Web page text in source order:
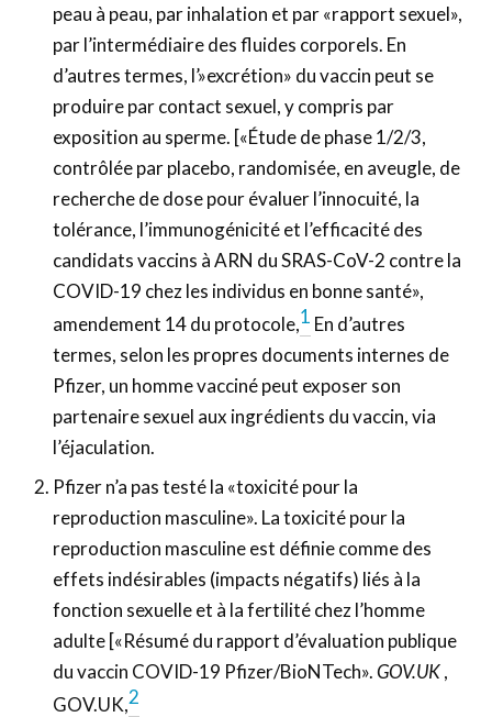
peau à peau, par inhalation et par «rapport sexuel»,
par l’intermédiaire des fluides corporels. En
d’autres termes, l’»excrétion» du vaccin peut se
produire par contact sexuel, y compris par
exposition au sperme. [«Étude de phase 1/2/3,
contrôlée par placebo, randomisée, en aveugle, de
recherche de dose pour évaluer l’innocuité, la
tolérance, l’immunogénicité et l’efficacité des
candidats vaccins à ARN du SRAS-CoV-2 contre la
COVID-19 chez les individus en bonne santé»,
amendement 14 du protocole,1 En d’autres
termes, selon les propres documents internes de
Pfizer, un homme vacciné peut exposer son
partenaire sexuel aux ingrédients du vaccin, via
l’éjaculation.
Pfizer n’a pas testé la «toxicité pour la
reproduction masculine». La toxicité pour la
reproduction masculine est définie comme des
effets indésirables (impacts négatifs) liés à la
fonction sexuelle et à la fertilité chez l’homme
adulte [«Résumé du rapport d’évaluation publique
du vaccin COVID-19 Pfizer/BioNTech».GOV.UK,
GOV.UK,2